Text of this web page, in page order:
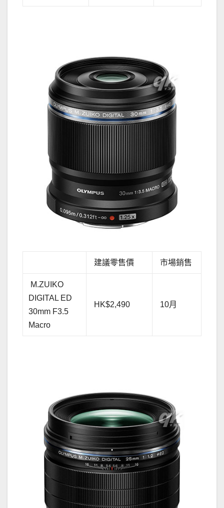
建議零售價 市場銷售
M.ZUIKO
DIGITAL ED
30mm F3.5
Macro
HK$2,490 10月